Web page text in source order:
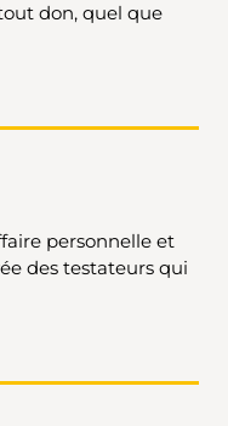
don, quel que
personnelle et
des testateurs qui